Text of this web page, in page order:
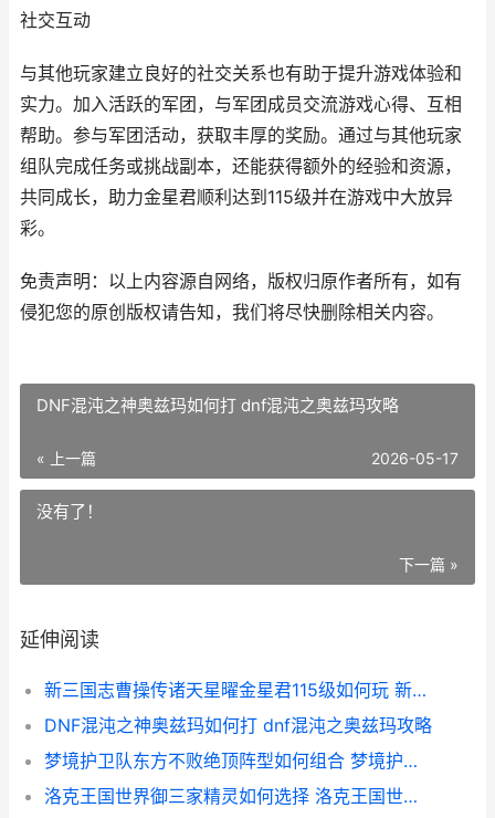
社交互动
与其他玩家建立良好的社交关系也有助于提升游戏体验和
实力。加入活跃的军团，与军团成员交流游戏心得、互相
帮助。参与军团活动，获取丰厚的奖励。通过与其他玩家
组队完成任务或挑战副本，还能获得额外的经验和资源，
共同成长，助力金星君顺利达到115级并在游戏中大放异
彩。
免责声明：以上内容源自网络，版权归原作者所有，如有
侵犯您的原创版权请告知，我们将尽快删除相关内容。
DNF混沌之神奥兹玛如何打 dnf混沌之奥兹玛攻略
« 上一篇 2026-05-17
没有了！
下一篇 »
延伸阅读
新三国志曹操传诸天星曜金星君115级如何玩 新三国志曹操传武将搭配
DNF混沌之神奥兹玛如何打 dnf混沌之奥兹玛攻略
梦境护卫队东方不败绝顶阵型如何组合 梦境护卫队东方宫主还是镭射
洛克王国世界御三家精灵如何选择 洛克王国世界御三家出场特效